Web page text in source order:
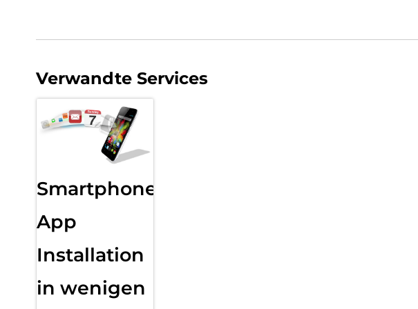
Verwandte Services
Smartphone
App
Installation
in wenigen